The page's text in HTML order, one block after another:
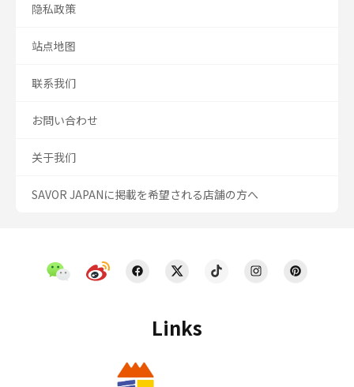
Links
隐私政策
站点地图
联系我们
お問い合わせ
关于我们
SAVOR JAPANに掲載を希望される店舗の方へ